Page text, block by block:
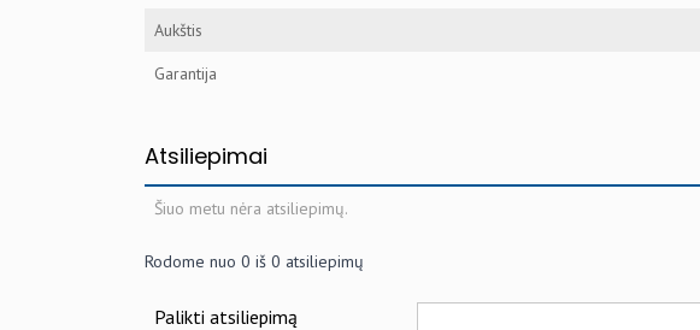
Aukštis
Garantija
Atsiliepimai
Šiuo metu nėra atsiliepimų.
Rodome nuo 0 iš 0 atsiliepimų
Palikti atsiliepimą